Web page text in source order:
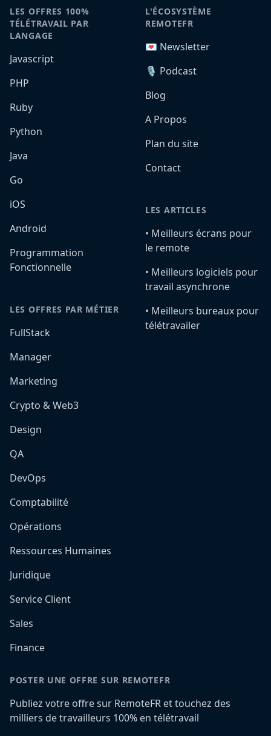
LES OFFRES 100%
TÉLÉTRAVAIL PAR
LANGAGE
Javascript
PHP
Ruby
Python
Java
Go
iOS
Android
Programmation
Fonctionnelle
LES OFFRES PAR MÉTIER
FullStack
Manager
Marketing
Crypto & Web3
Design
QA
DevOps
Comptabilité
Opérations
Ressources Humaines
Juridique
Service Client
Sales
Finance
L'ÉCOSYSTÈME
REMOTEFR
💌 Newsletter
🎙️ Podcast
Blog
A Propos
Plan du site
Contact
LES ARTICLES
•️ Meilleurs écrans pour
le remote
•️ Meilleurs logiciels pour
travail asynchrone
•️ Meilleurs bureaux pour
télétravailer
POSTER UNE OFFRE SUR REMOTEFR
Publiez votre offre sur RemoteFR et touchez des
milliers de travailleurs 100% en télétravail